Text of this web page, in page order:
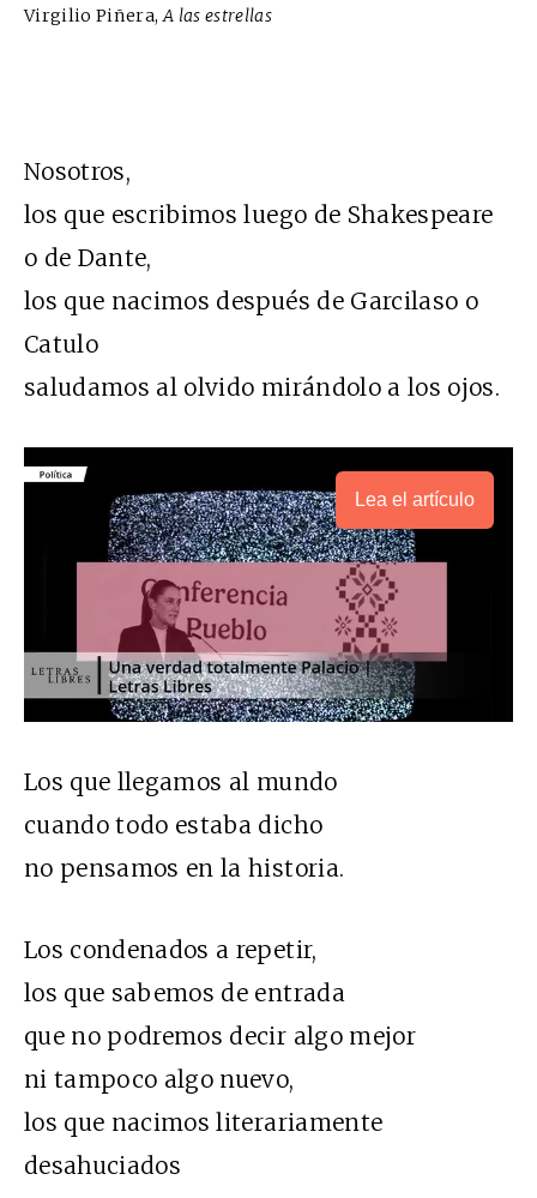
Virgilio Piñera, A las estrellas
Nosotros,
los que escribimos luego de Shakespeare
o de Dante,
los que nacimos después de Garcilaso o
Catulo
saludamos al olvido mirándolo a los ojos.
Lea el artículo
Los que llegamos al mundo
cuando todo estaba dicho
no pensamos en la historia.
Los condenados a repetir,
los que sabemos de entrada
que no podremos decir algo mejor
ni tampoco algo nuevo,
los que nacimos literariamente
desahuciados